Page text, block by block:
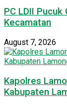
PC LDII Pucuk
Kecamatan
August 7, 2026
Kapolres
Kabupaten